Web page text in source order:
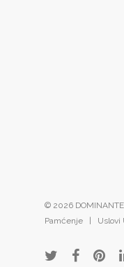
© 2026
Pamćenje | Uslovi